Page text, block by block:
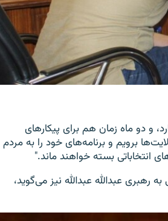
و دو ماه زمان هم برای پیکارهای
برویم و برنامه‌های خود را به مردم
انتخاباتی بسته خواهند ماند."
عبدالله عبدالله نیز می‌گوید،